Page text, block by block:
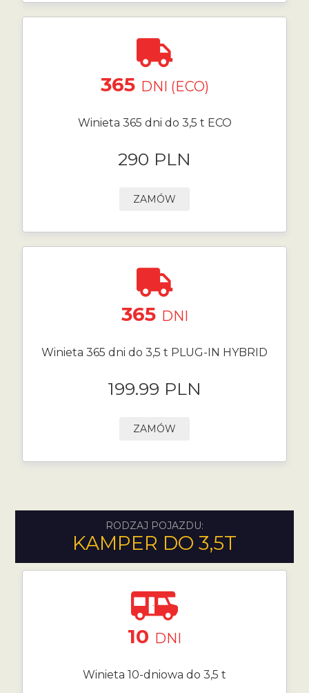
365 DNI (ECO)
Winieta 365 dni do 3,5 t ECO
290 PLN
ZAMÓW
365 DNI
Winieta 365 dni do 3,5 t PLUG-IN HYBRID
199.99 PLN
ZAMÓW
RODZAJ POJAZDU:
KAMPER DO 3,5T
10 DNI
Winieta 10-dniowa do 3,5 t